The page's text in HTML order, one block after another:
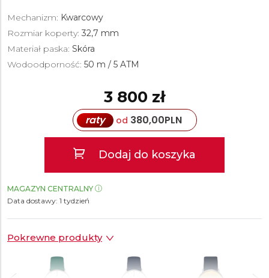
Mechanizm: Kwarcowy
Rozmiar koperty: 32,7 mm
Materiał paska: Skóra
Wodoodporność: 50 m / 5 ATM
3 800 zł
raty od 380,00PLN
Dodaj do koszyka
MAGAZYN CENTRALNY
Data dostawy: 1 tydzień
Pokrewne produkty